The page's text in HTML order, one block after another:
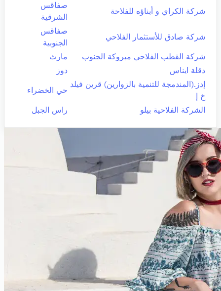
شركة الكراي و أبناؤه للفلاحة
صفاقس
الشرقية
شركة صادق للأستثمار الفلاحي
صفاقس
الجنوبية
شركة القطب الفلاحي مبروكة الجنوب
مارث
دقلة ايناس
دوز
إدز.(المندمجة للتنمية بالزوارين) قرين فيلد
خ إ
حي الخضراء
الشركة الفلاحية بيلو راس الجبل